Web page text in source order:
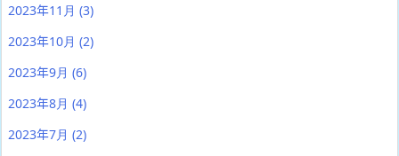
2023年11月 (3)
2023年10月 (2)
2023年9月 (6)
2023年8月 (4)
2023年7月 (2)